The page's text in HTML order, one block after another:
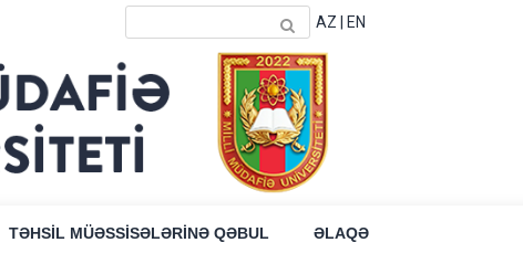
AZ EN
TƏHSİL MÜƏSSİSƏLƏRİNƏ QƏBUL ƏLAQƏ